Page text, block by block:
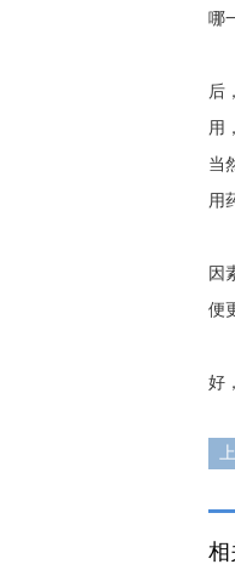
哪
后
用
当
用
因
便
好
相